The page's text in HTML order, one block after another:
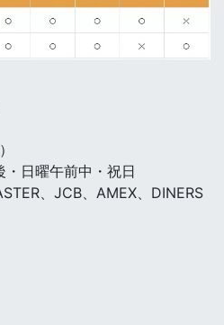
日曜午前中・祝日
、JCB、AMEX、DINERS